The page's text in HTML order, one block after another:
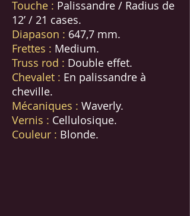
Touche : Palissandre / Radius de
12’ / 21 cases.
Diapason : 647,7 mm.
Frettes : Medium.
Truss rod : Double effet.
Chevalet : En palissandre à
cheville.
Mécaniques : Waverly.
Vernis : Cellulosique.
Couleur : Blonde.